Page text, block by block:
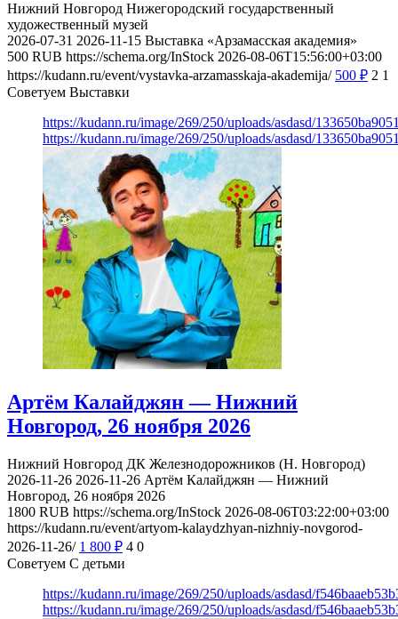
Нижний Новгород Нижегородский государственный
художественный музей
2026-07-31 2026-11-15 Выставка «Арзамасская академия»
500 RUB https://schema.org/InStock 2026-08-06T15:56:00+03:00
https://kudann.ru/event/vystavka-arzamasskaja-akademija/ 500 ₽ 2 1
Советуем Выставки
https://kudann.ru/image/269/250/uploads/asdasd/
https://kudann.ru/image/269/250/uploads/asdasd/
Артём Калайджян — Нижний
Новгород, 26 ноября 2026
Нижний Новгород ДК Железнодорожников (Н. Новгород)
2026-11-26 2026-11-26 Артём Калайджян — Нижний
Новгород, 26 ноября 2026
1800 RUB https://schema.org/InStock 2026-08-06T03:22:00+03:00
https://kudann.ru/event/artyom-kalaydzhyan-nizhniy-novgorod-
2026-11-26/ 1 800 ₽ 4 0
Советуем С детьми
https://kudann.ru/image/269/250/uploads/asdasd/
https://kudann.ru/image/269/250/uploads/asdasd/